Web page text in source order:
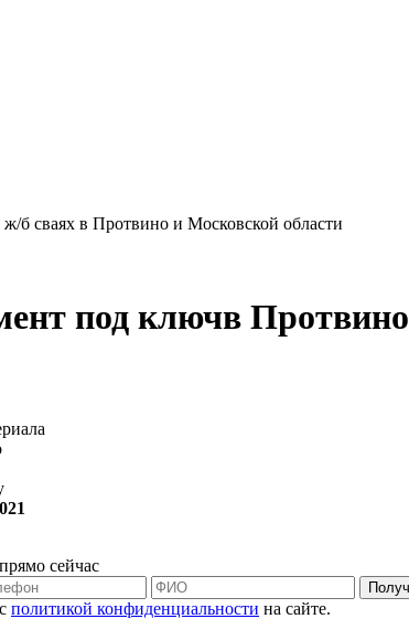
б сваях в Протвино и Московской области
под ключв Протвино
прямо сейчас
политикой конфиденциальности на сайте.